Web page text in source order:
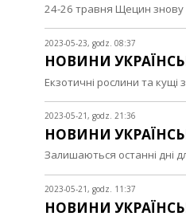
24-26 травня Щецин знову
2023-05-23, godz. 08:37
НОВИНИ
Екзотичні рослини та
2023-05-21, godz. 21:36
НОВИНИ
Залишаються останні дні
2023-05-21, godz. 11:37
НОВИНИ